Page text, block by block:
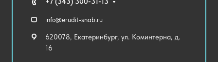
Спортивный зал
Уличное оборудование
info@erudit-snab.ru
620078, Екатеринбург, ул. Коминтерна, д.
16